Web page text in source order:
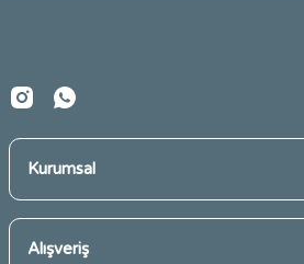
Kurumsal
Alışveriş